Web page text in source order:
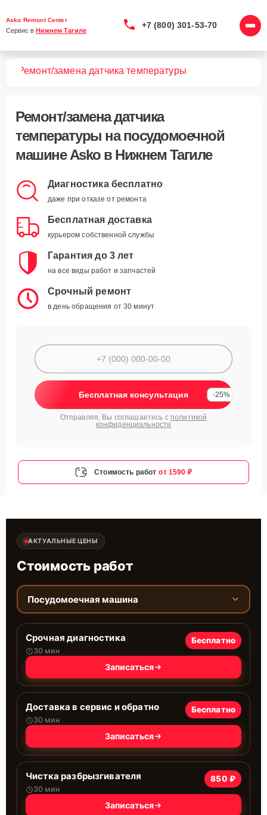
Asko Remont Center
Сервис в Нижнем Тагиле
+7 (800) 301-53-70
Ремонт/замена датчика температуры
Ремонт/замена датчика
температуры на посудомоечной
машине Asko в Нижнем Тагиле
Диагностика бесплатно
даже при отказе от ремонта
Бесплатная доставка
курьером собственной службы
Гарантия до 3 лет
на все виды работ и запчастей
Срочный ремонт
в день обращения от 30 минут
Бесплатная консультация -25%
Отправляя, Вы соглашаетесь с политикой
конфиденциальности
Стоимость работ от 1590 ₽
АКТУАЛЬНЫЕ ЦЕНЫ
Стоимость работ
Посудомоечная машина
Срочная диагностика
30 мин
Бесплатно
Записаться
Доставка в сервис и обратно
30 мин
Бесплатно
Записаться
Чистка разбрызгивателя
30 мин
850 ₽
Записаться